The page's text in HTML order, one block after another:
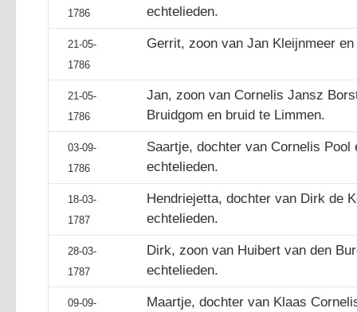
1786
echtelieden.
21-05-
1786
Gerrit, zoon van Jan Kleijnmeer
21-05-
1786
Jan, zoon van Cornelis Jansz
Bruidgom en bruid te Limmen.
03-09-
1786
Saartje, dochter van Cornelis Pool
echtelieden.
18-03-
1787
Hendriejetta, dochter van Dirk de
echtelieden.
28-03-
1787
Dirk, zoon van Huibert van den
echtelieden.
09-09- Maartje, dochter van Klaas